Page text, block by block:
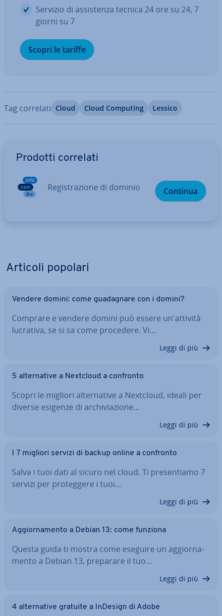
Servizio di as­si­sten­za tecnica 24 ore su 24, 7
giorni su 7
Scopri le tariffe
Tag correlati Cloud Cloud Computing Lessico
Prodotti correlati
Re­gi­stra­zio­ne di dominio Continua
Articoli popolari
Vendere domini: come gua­da­gna­re con i domini?
Comprare e vendere domini può essere un'at­ti­vi­tà
lucrativa, se si sa come procedere. Vi…
Leggi di più
5 al­ter­na­ti­ve a Nextcloud a confronto
Scopri le migliori al­ter­na­ti­ve a Nextcloud, ideali per
diverse esigenze di ar­chi­via­zio­ne…
Leggi di più
I 7 migliori servizi di backup online a confronto
Salva i tuoi dati al sicuro nel cloud. Ti pre­sen­tia­mo 7
servizi per pro­teg­ge­re i tuoi…
Leggi di più
Ag­gior­na­men­to a Debian 13: come funziona
Questa guida ti mostra come eseguire un ag­gior­na­
men­to a Debian 13, preparare il tuo…
Leggi di più
4 al­ter­na­ti­ve gratuite a InDesign di Adobe